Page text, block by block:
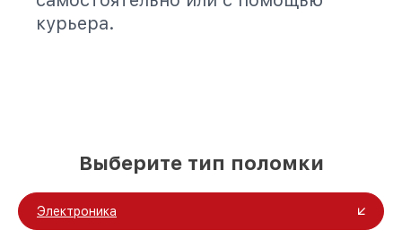
курьера.
Выберите тип поломки
Электроника